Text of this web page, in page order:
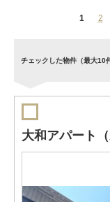
1 2
チェックした物件（最大10
大和アパート